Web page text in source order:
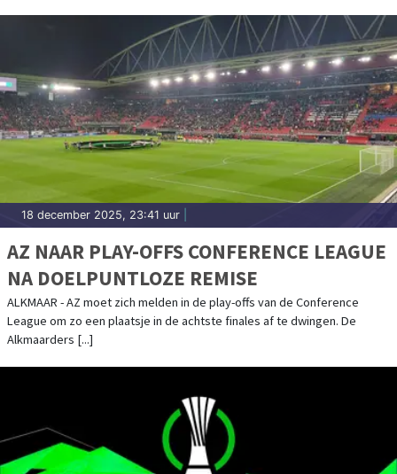
18 december 2025, 23:41 uur
AZ NAAR PLAY-OFFS CONFERENCE LEAGUE
NA DOELPUNTLOZE REMISE
ALKMAAR - AZ moet zich melden in de play-offs van de Conference
League om zo een plaatsje in de achtste finales af te dwingen. De
Alkmaarders [...]